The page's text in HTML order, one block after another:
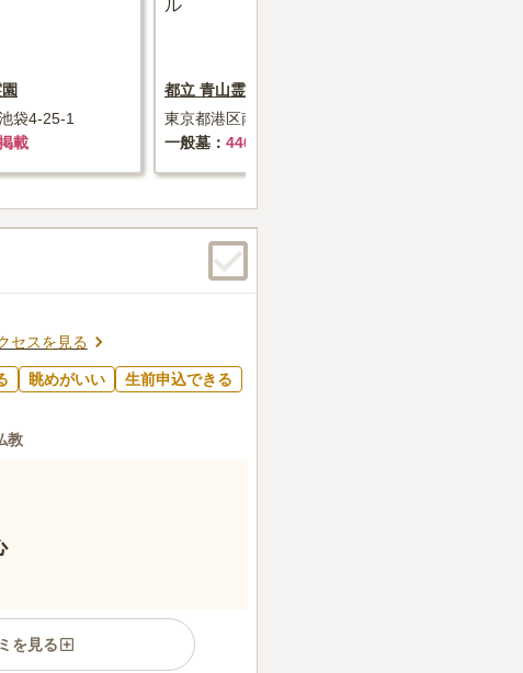
袋4-25-1
載
都立 青山霊園
東京都港区南青山2-32-2
一般墓
440万円～+墓石代
セスを見る
眺めがいい
生前申込できる
教
を見る